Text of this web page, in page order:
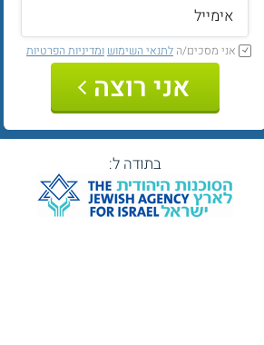
אני מסכים/הלתנאי השימוש ומדיניות הפרטיות
אני רוצה
בתודה ל: